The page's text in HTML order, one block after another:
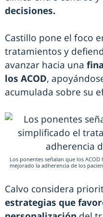
decisiones.
Castillo pone el foco
tratamientos y
avanzar hacia una
los ACOD,
acumulada sobre su
Los ponentes señalan que los
mejorado la adherencia de los
Calvo considera
estrategias que